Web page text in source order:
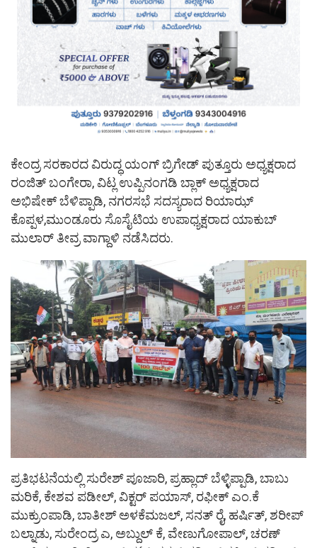
ಕೇಂದ್ರ ಸರಕಾರದ ವಿರುದ್ಧ ಯಂಗ್ ಬ್ರಿಗೇಡ್ ಪುತ್ತೂರು ಅಧ್ಯಕ್ಷರಾದ
ರಂಜಿತ್ ಬಂಗೇರಾ, ವಿಟ್ಲ ಉಪ್ಪಿನಂಗಡಿ ಬ್ಲಾಕ್ ಅಧ್ಯಕ್ಷರಾದ
ಅಭಿಷೇಕ್ ಬೆಳಿಪ್ಪಾಡಿ, ನಗರಸಭೆ ಸದಸ್ಯರಾದ ರಿಯಾಝ್
ಕೊಪ್ಪಳ,ಮುಂಡೂರು ಸೊಸೈಟಿಯ ಉಪಾಧ್ಯಕ್ಷರಾದ ಯಾಕುಬ್
ಮುಲಾರ್ ತೀವ್ರ ವಾಗ್ದಾಳಿ ನಡೆಸಿದರು.
ಪ್ರತಿಭಟನೆಯಲ್ಲಿ ಸುರೇಶ್ ಪೂಜಾರಿ, ಪ್ರಹ್ಲಾದ್ ಬೆಳ್ಳಿಪ್ಪಾಡಿ, ಬಾಬು
ಮರಿಕೆ, ಕೇಶವ ಪಡೀಲ್, ವಿಕ್ಟರ್ ಪಯಾಸ್, ರಫೀಕ್ ಎಂ.ಕೆ
ಮುಕ್ರುಂಪಾಡಿ, ಬಾತೀಶ್ ಅಳಕೆಮಜಲ್, ಸನತ್ ರೈ, ಹರ್ಷಿತ್, ಶರೀಪ್
ಬಲ್ನಾಡು, ಸುರೇಂದ್ರ ಎ, ಅಬ್ದುಲ್ ಕೆ, ವೇಣುಗೋಪಾಲ್, ಚರಣ್